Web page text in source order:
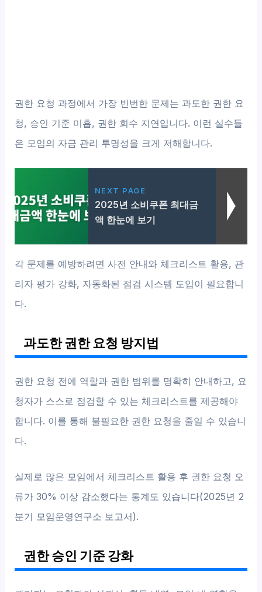
권한 요청 과정에서 가장 빈번한 문제는 과도한 권한 요
청, 승인 기준 미흡, 권한 회수 지연입니다. 이런 실수들
은 모임의 자금 관리 투명성을 크게 저해합니다.
NEXT PAGE
2025년 소비쿠폰 최대금
액 한눈에 보기
각 문제를 예방하려면 사전 안내와 체크리스트 활용, 관
리자 평가 강화, 자동화된 점검 시스템 도입이 필요합니
다.
과도한 권한 요청 방지법
권한 요청 전에 역할과 권한 범위를 명확히 안내하고, 요
청자가 스스로 점검할 수 있는 체크리스트를 제공해야
합니다. 이를 통해 불필요한 권한 요청을 줄일 수 있습니
다.
실제로 많은 모임에서 체크리스트 활용 후 권한 요청 오
류가 30% 이상 감소했다는 통계도 있습니다(2025년 2
분기 모임운영연구소 보고서).
권한 승인 기준 강화